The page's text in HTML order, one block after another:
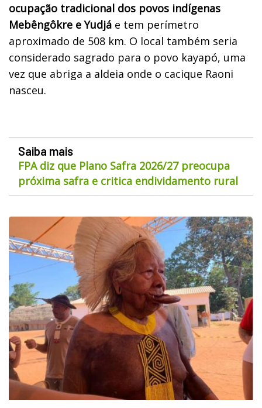
ocupação tradicional dos povos indígenas
Mebêngôkre e Yudjá e tem perímetro
aproximado de 508 km. O local também seria
considerado sagrado para o povo kayapó, uma
vez que abriga a aldeia onde o cacique Raoni
nasceu.
Saiba mais
FPA diz que Plano Safra 2026/27 preocupa
próxima safra e critica endividamento rural